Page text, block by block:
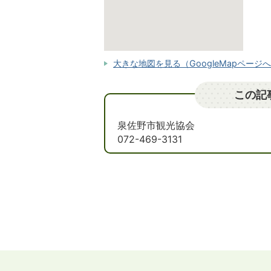
大きな地図を見る（GoogleMapページ
この記
泉佐野市観光協会
072-469-3131